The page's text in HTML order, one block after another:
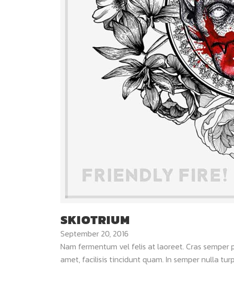
SKIOTRIUM
September 20, 2016
Nam fermentum vel felis at laoreet. Cras
amet, facilisis tincidunt quam. In semper nulla